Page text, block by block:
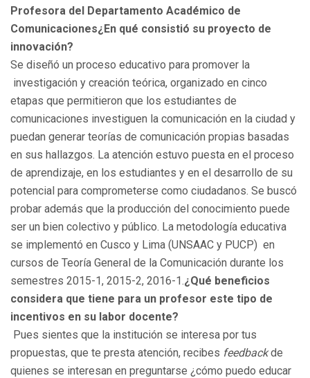
Profesora del Departamento Académico de
Comunicaciones ¿En qué consistió su proyecto de
innovación?
Se diseñó un proceso educativo para promover la
investigación​ y creación teórica, organizado en cinco
etapas que permitieron que los estudiantes de
comunicaciones investiguen la comunicación en la ciudad y
puedan generar teorías de comunicación propias basadas
en sus hallazgos. La atención estuvo puesta en el proceso
de aprendizaje, en los estudiantes y en el desarrollo de su
potencial para comprometerse como ciudadanos. Se buscó
probar además que la producción del conocimiento puede
ser un bien colectivo y público. La metodología educativa
se implementó en Cusco y Lima (UNSAAC y PUCP) en
cursos de Teoría General de la Comunicación durante los
semestres 2015-1, 2015-2, 2016-1. ¿Qué beneficios
considera que tiene para un profesor este tipo de
incentivos en su labor docente?
Pues sientes que la institución se interesa por tus
propuestas, que te presta atención, recibes feedbackde
quienes se interesan en preguntarse ¿cómo puedo educar